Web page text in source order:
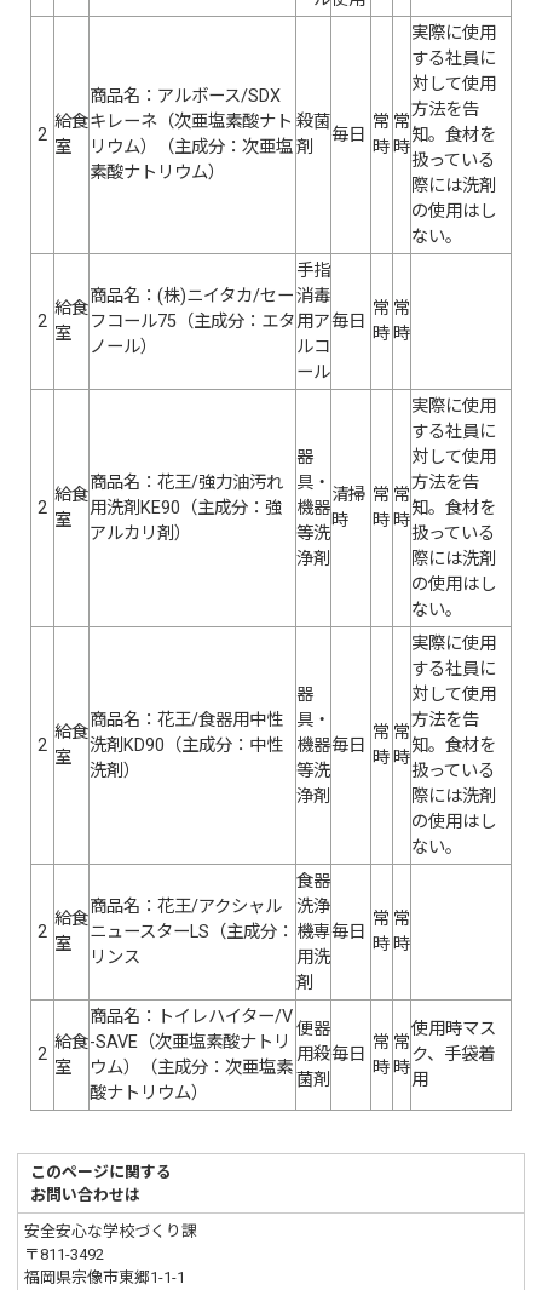
2
給食
室
商品名：アルボース/SDX
キレーネ（次亜塩素酸ナト
リウム）（主成分：次亜塩
素酸ナトリウム）
殺菌
剤
毎日
常
時
常
時
実際に使用
する社員に
対して使用
方法を告
知。食材を
扱っている
際には洗剤
の使用はし
ない。
2
給食
室
商品名：(株)ニイタカ/セー
フコール75（主成分：エタ
ノール）
手指
消毒
用ア
ルコ
ール
毎日
常
時
常
時
2
給食
室
商品名：花王/強力油汚れ
用洗剤KE90（主成分：強
アルカリ剤）
器
具・
機器
等洗
浄剤
清掃
時
常
時
常
時
実際に使用
する社員に
対して使用
方法を告
知。食材を
扱っている
際には洗剤
の使用はし
ない。
2
給食
室
商品名：花王/食器用中性
洗剤KD90（主成分：中性
洗剤）
器
具・
機器
等洗
浄剤
毎日
常
時
常
時
実際に使用
する社員に
対して使用
方法を告
知。食材を
扱っている
際には洗剤
の使用はし
ない。
2
給食
室
商品名：花王/アクシャル
ニュースターLS（主成分：
リンス
食器
洗浄
機専
用洗
剤
毎日
常
時
常
時
2
給食
室
商品名：トイレハイター/V
-SAVE（次亜塩素酸ナトリ
ウム）（主成分：次亜塩素
酸ナトリウム）
便器
用殺
菌剤
毎日
常
時
常
時
使用時マス
ク、手袋着
用
このページに関する
お問い合わせは
安全安心な学校づくり課
〒811-3492
福岡県宗像市東郷1-1-1